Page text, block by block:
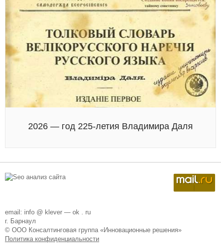
2026 — год 225-летия Владимира Даля
email: info @ klever — ok . ru
г. Барнаул
© ООО Консалтинговая группа «Инновационные решения»
Политика конфиденциальности